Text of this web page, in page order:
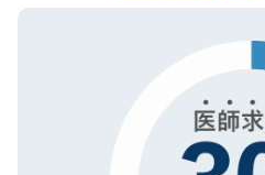
で、機密保持に関し
ので、まずはご登録